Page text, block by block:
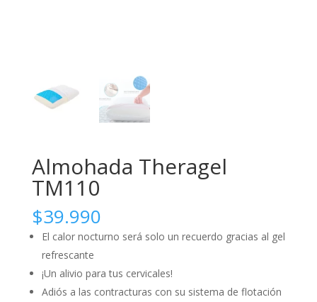
Almohada Theragel
TM110
$39.990
El calor nocturno será solo un recuerdo gracias al gel
refrescante
¡Un alivio para tus cervicales!
Adiós a las contracturas con su sistema de flotación